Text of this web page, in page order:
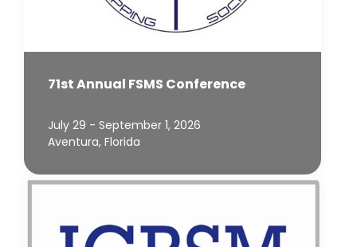
71st Annual FSMS Conference
July 29 - September 1, 2026
Aventura, Florida